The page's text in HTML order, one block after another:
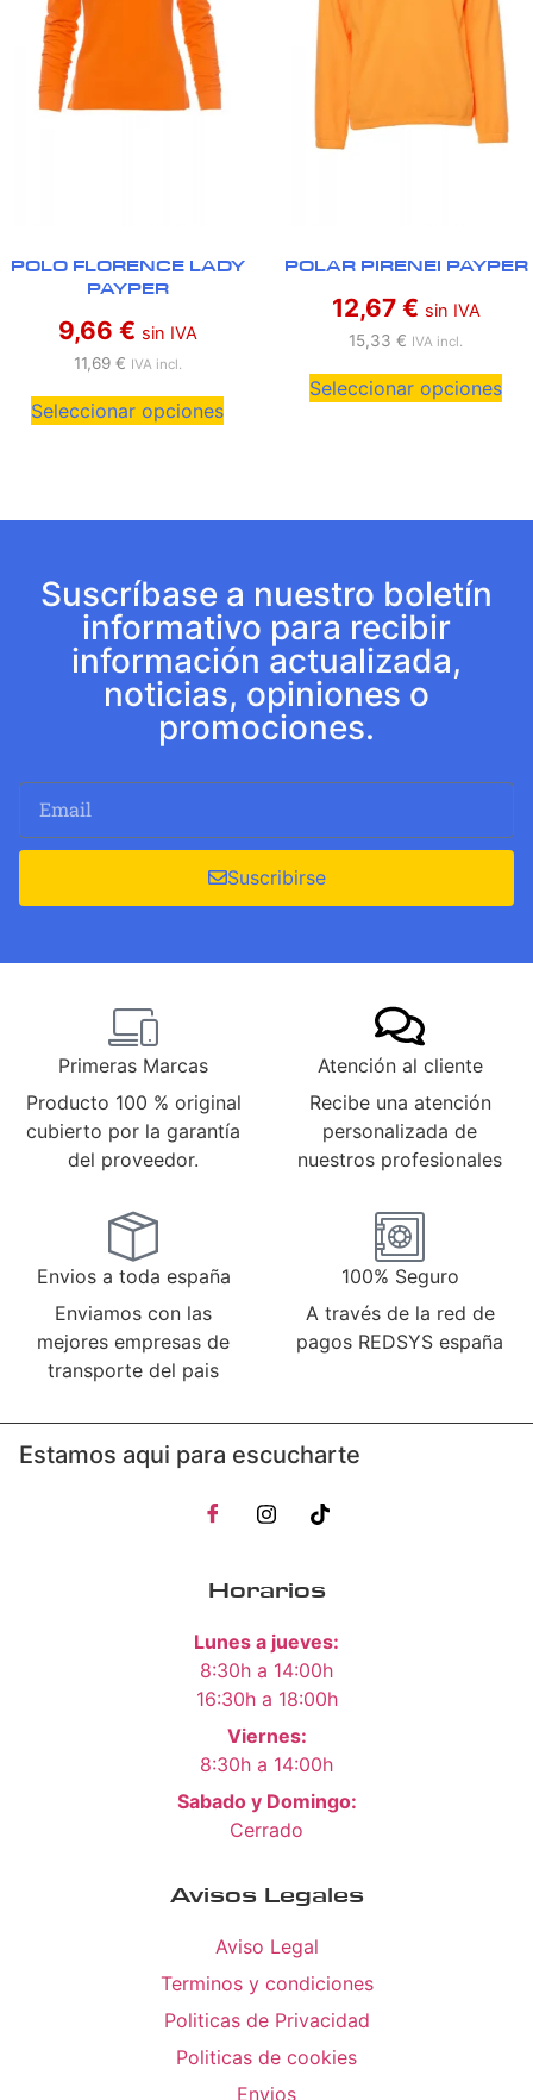
POLO FLORENCE LADY
PAYPER
9,66 € sin IVA
11,69 € IVA incl.
Seleccionar opciones
POLAR PIRENEI PAYPER
12,67 € sin IVA
15,33 € IVA incl.
Seleccionar opciones
Suscríbase a nuestro boletín
informativo para recibir
información actualizada,
noticias, opiniones o
promociones.
Suscribirse
Primeras Marcas
Producto 100 % original
cubierto por la garantía
del proveedor.
Atención al cliente
Recibe una atención
personalizada de
nuestros profesionales
Envios a toda españa
Enviamos con las
mejores empresas de
transporte del pais
100% Seguro
A través de la red de
pagos REDSYS españa
Estamos aqui para escucharte
Horarios
Lunes a jueves:
8:30h a 14:00h
16:30h a 18:00h
Viernes:
8:30h a 14:00h
Sabado y Domingo:
Cerrado
Avisos Legales
Aviso Legal
Terminos y condiciones
Politicas de Privacidad
Politicas de cookies
Envios